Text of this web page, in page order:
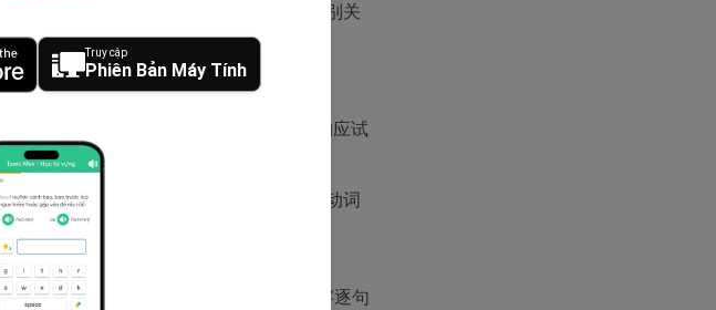
速浏览问题，帮助你了解哪些信息需要特别关
系。
时间内找到正确答案。以下是阅读部分的应试
法和词汇知识，可以较快解答。重点关注动词
少选择的范围。
问题，再根据问题定位相关信息。利用"略
迅速找到答案所在的段落。不要试图逐字逐句
Truy cập
Phiên Bản Máy Tính